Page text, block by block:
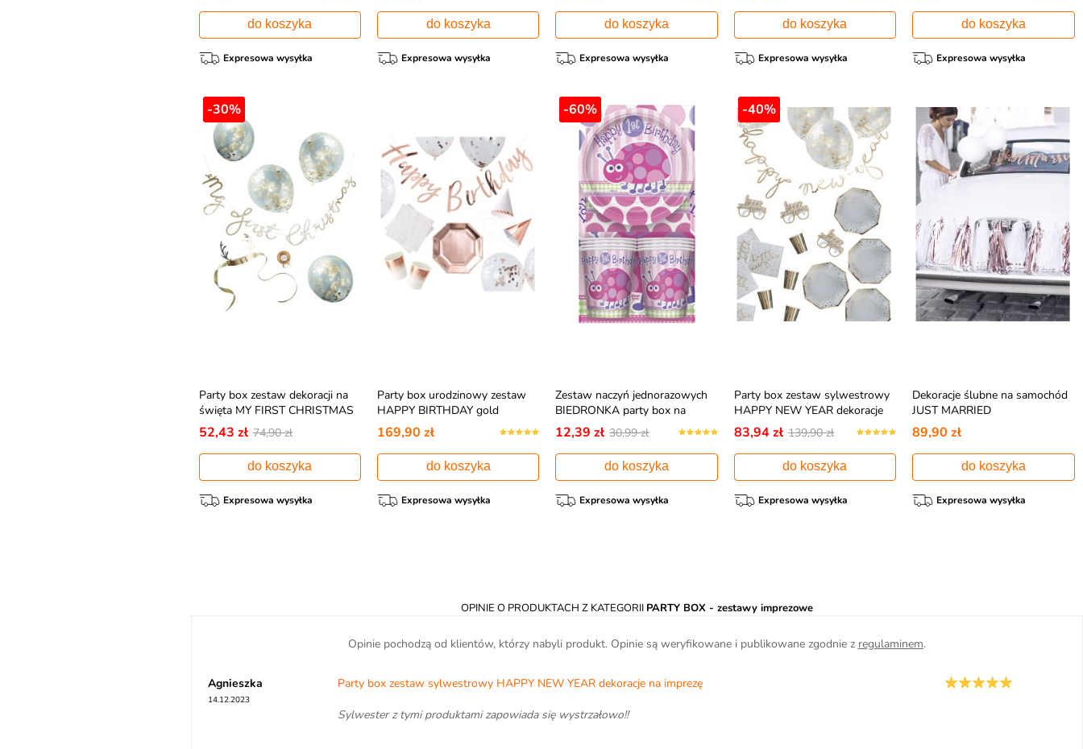
do koszyka
Expresowa wysyłka
do koszyka
Expresowa wysyłka
do koszyka
Expresowa wysyłka
do koszyka
Expresowa wysyłka
do koszyka
Expresowa wysyłka
-30%
Party box zestaw dekoracji na
święta MY FIRST CHRISTMAS
52,43 zł 74,90 zł
do koszyka
Expresowa wysyłka
Party box urodzinowy zestaw
HAPPY BIRTHDAY gold
169,90 zł
do koszyka
Expresowa wysyłka
-60%
Zestaw naczyń jednorazowych
BIEDRONKA party box na
roczek
12,39 zł 30,99 zł
do koszyka
Expresowa wysyłka
-40%
Party box zestaw sylwestrowy
HAPPY NEW YEAR dekoracje
na imprezę
83,94 zł 139,90 zł
do koszyka
Expresowa wysyłka
Dekoracje ślubne na samochód
JUST MARRIED
89,90 zł
do koszyka
Expresowa wysyłka
OPINIE O PRODUKTACH Z KATEGORII PARTY BOX - zestawy imprezowe
Opinie pochodzą od klientów, którzy nabyli produkt. Opinie są weryfikowane i publikowane zgodnie z regulaminem.
Agnieszka
14.12.2023
Party box zestaw sylwestrowy HAPPY NEW YEAR dekoracje na imprezę
Sylwester z tymi produktami zapowiada się wystrzałowo!!